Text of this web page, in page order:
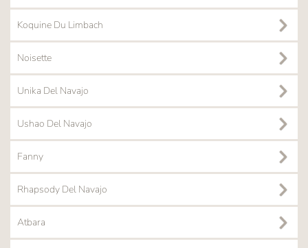
Koquine Du Limbach
Noisette
Unika Del Navajo
Ushao Del Navajo
Fanny
Rhapsody Del Navajo
Atbara